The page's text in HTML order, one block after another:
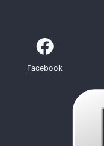
Facebook